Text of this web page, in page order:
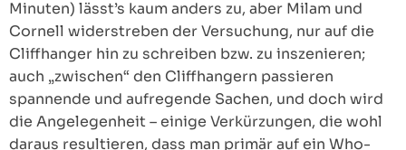
Minuten) lässt’s kaum anders zu, aber Milam und
Cornell widerstreben der Versuchung, nur auf die
Cliffhanger hin zu schreiben bzw. zu inszenieren;
auch „zwischen“ den Cliffhangern passieren
spannende und aufregende Sachen, und doch wird
die Angelegenheit – einige Verkürzungen, die wohl
daraus resultieren, dass man primär auf ein Who-